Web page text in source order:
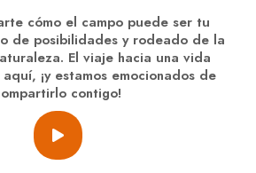
cómo el campo puede ser tu
de posibilidades y rodeado de la
El viaje hacia una vida
¡y estamos emocionados de
contigo!